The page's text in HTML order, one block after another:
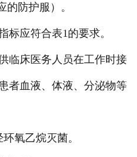
的防护服）。
标应符合表1的要求。
临床医务人员在工作时接
者血液、体液、分泌物等
氧乙烷灭菌。